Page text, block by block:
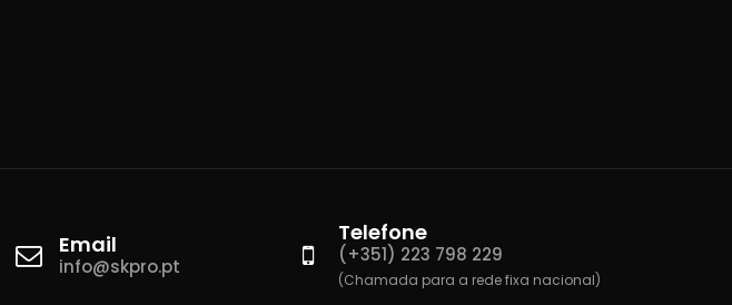
Email
info@skpro.pt
Telefone
(+351) 223 798 229
(Chamada para a rede fixa nacional)